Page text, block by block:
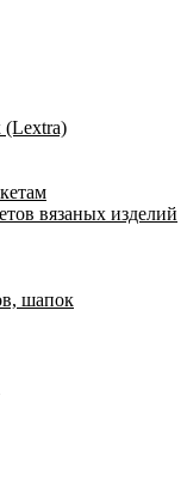
вязаных изделий
шапок